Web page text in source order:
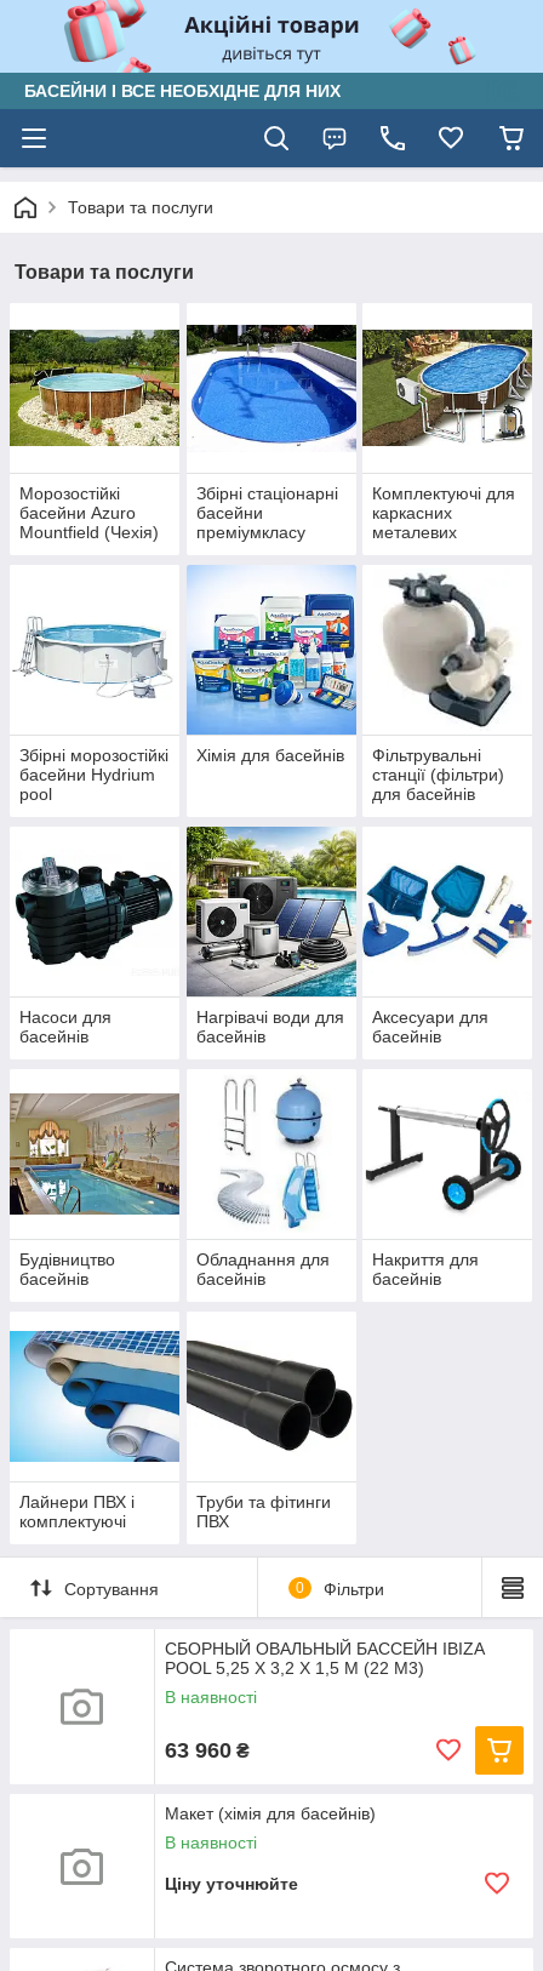
БАСЕЙНИ І ВСЕ НЕОБХІДНЕ ДЛЯ НИХ
Товари та послуги
Товари та послуги
Морозостійкі
басейни Azuro
Mountfield (Чехія)
Збірні стаціонарні
басейни
преміумкласу
(ЧЕХІЯ)
Комплектуючі для
каркасних
металевих
Збірні морозостійкі
басейни Hydrium
pool
Хімія для басейнів
Фільтрувальні
станції (фільтри)
для басейнів
Насоси для
басейнів
Нагрівачі води для
басейнів
Аксесуари для
басейнів
Будівництво
басейнів
Обладнання для
басейнів
Накриття для
басейнів
Лайнери ПВХ і
комплектуючі
Труби та фітинги
ПВХ
Сортування 0 Фільтри
СБОРНЫЙ ОВАЛЬНЫЙ БАССЕЙН IBIZA
POOL 5,25 Х 3,2 Х 1,5 М (22 М3)
В наявності
63 960 ₴
Макет (хімія для басейнів)
В наявності
Ціну уточнюйте